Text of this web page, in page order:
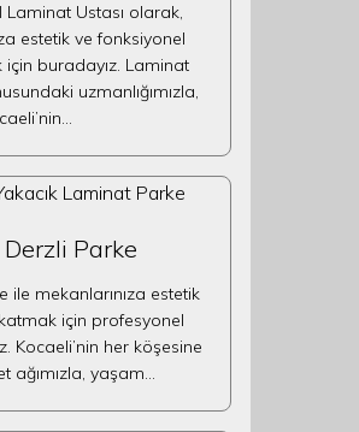
Ustası olarak,
estetik ve fonksiyonel
buradayız. Laminat
uzmanlığımızla,
Derzli Parke
ile mekanlarınıza estetik
için profesyonel
Kocaeli’nin her köşesine
ağımızla, yaşam…